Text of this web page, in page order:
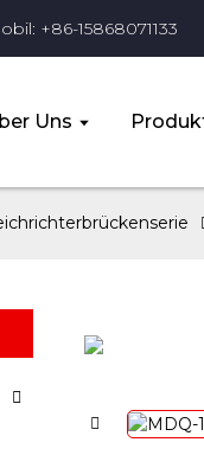
+86-15868071133
Uns